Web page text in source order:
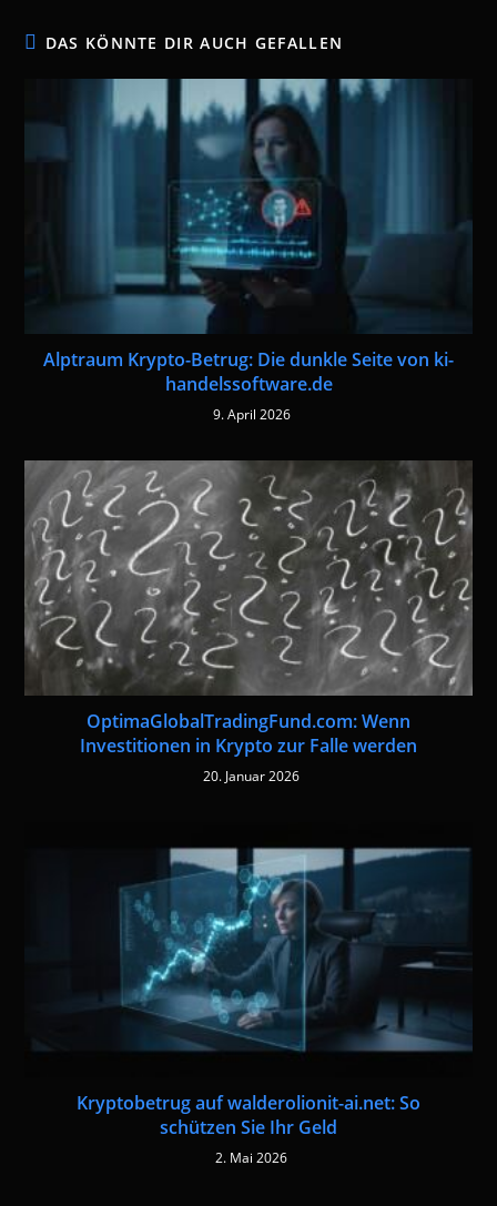
DAS KÖNNTE DIR AUCH GEFALLEN
Alptraum Krypto-Betrug: Die dunkle Seite von ki-
handelssoftware.de
9. April 2026
OptimaGlobalTradingFund.com: Wenn
Investitionen in Krypto zur Falle werden
20. Januar 2026
Kryptobetrug auf walderolionit-ai.net: So
schützen Sie Ihr Geld
2. Mai 2026